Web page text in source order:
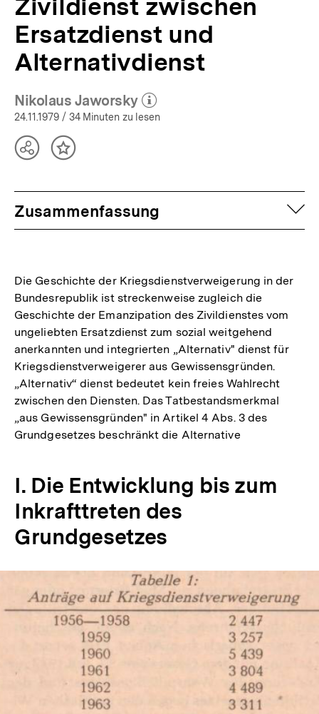
Zivildienst zwischen
Ersatzdienst und
Alternativdienst
Nikolaus Jaworsky
(Mehr zum Autor)
öffnen
24.11.1979 / 34 Minuten zu lesen
TeilenInhalt
Zusammenfassung
Die Geschichte der Kriegsdienstverweigerung in der
Bundesrepublik ist streckenweise zugleich die
Geschichte der Emanzipation des Zivildienstes vom
ungeliebten Ersatzdienst zum sozial weitgehend
anerkannten und integrierten „Alternativ" dienst für
Kriegsdienstverweigerer aus Gewissensgründen.
„Alternativ“ dienst bedeutet kein freies Wahlrecht
zwischen den Diensten. Das Tatbestandsmerkmal
„aus Gewissensgründen" in Artikel 4 Abs. 3 des
Grundgesetzes beschränkt die Alternative
I. Die Entwicklung bis zum
Inkrafttreten des
Grundgesetzes